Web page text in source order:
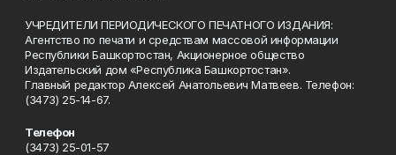
УЧРЕДИТЕЛИ ПЕРИОДИЧЕСКОГО ПЕЧАТНОГО ИЗДАНИЯ:
Агентство по печати и средствам массовой информации
Республики Башкортостан, Акционерное общество
Издательский дом «Республика Башкортостан».
Главный редактор Алексей Анатольевич Матвеев. Телефон:
(3473) 25-14-67.
Телефон
(3473) 25-01-57